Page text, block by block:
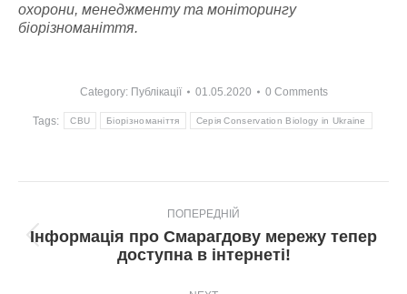
охорони, менеджменту та моніторингу
біорізноманіття.
Category: Публікації 01.05.2020 0 Comments
Tags: CBU Біорізноманіття Серія Conservation Biology in Ukraine
navigation
ПОПЕРЕДНІЙ
Попередній
пост:
Інформація про Смарагдову мережу тепер
доступна в інтернеті!